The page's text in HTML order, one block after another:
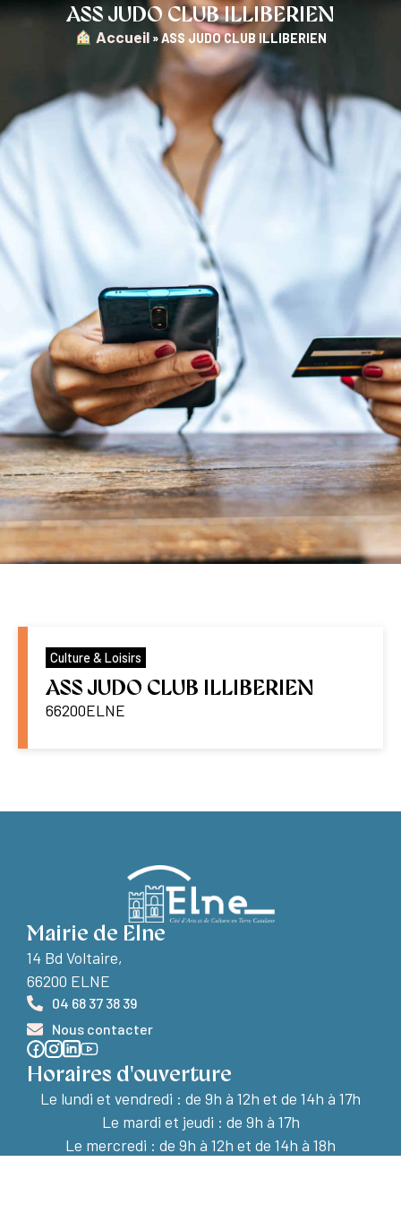
ASS JUDO CLUB ILLIBERIEN
︎ Accueil »ASS JUDO CLUB ILLIBERIEN
Culture & Loisirs
ASS JUDO CLUB ILLIBERIEN
66200ELNE
Mairie de Elne
14 Bd Voltaire,
66200 ELNE
04 68 37 38 39
Nous contacter
Horaires d'ouverture
Le lundi et vendredi : de 9h à 12h et de 14h à 17h
Le mardi et jeudi : de 9h à 17h
Le mercredi : de 9h à 12h et de 14h à 18h